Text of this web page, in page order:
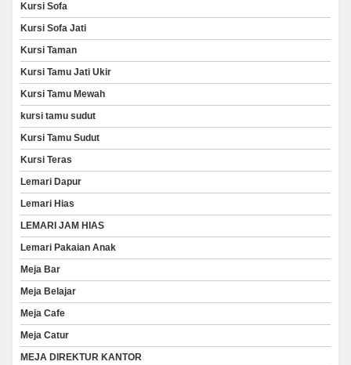
Kursi Sofa
Kursi Sofa Jati
Kursi Taman
Kursi Tamu Jati Ukir
Kursi Tamu Mewah
kursi tamu sudut
Kursi Tamu Sudut
Kursi Teras
Lemari Dapur
Lemari Hias
LEMARI JAM HIAS
Lemari Pakaian Anak
Meja Bar
Meja Belajar
Meja Cafe
Meja Catur
MEJA DIREKTUR KANTOR